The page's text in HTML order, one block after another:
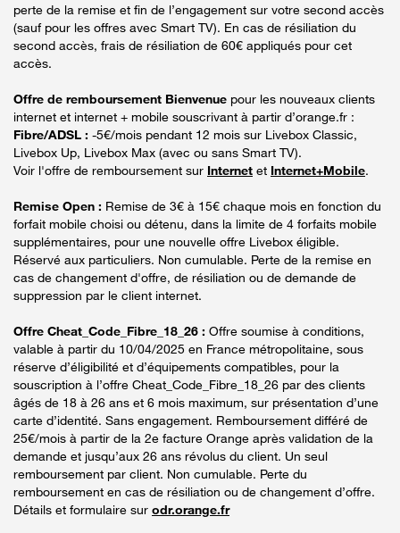
perte de la remise et fin de l’engagement sur votre second accès
(sauf pour les offres avec Smart TV). En cas de résiliation du
second accès, frais de résiliation de 60€ appliqués pour cet
accès.
Offre de remboursement Bienvenue pour les nouveaux clients
internet et internet + mobile souscrivant à partir d’orange.fr :
Fibre/ADSL : -5€/mois pendant 12 mois sur Livebox Classic,
Livebox Up, Livebox Max (avec ou sans Smart TV).
Voir l'offre de remboursement sur Internet et Internet+Mobile.
Remise Open : Remise de 3€ à 15€ chaque mois en fonction du
forfait mobile choisi ou détenu, dans la limite de 4 forfaits mobile
supplémentaires, pour une nouvelle offre Livebox éligible.
Réservé aux particuliers. Non cumulable. Perte de la remise en
cas de changement d'offre, de résiliation ou de demande de
suppression par le client internet.
Offre Cheat_Code_Fibre_18_26 : Offre soumise à conditions,
valable à partir du 10/04/2025 en France métropolitaine, sous
réserve d’éligibilité et d’équipements compatibles, pour la
souscription à l’offre Cheat_Code_Fibre_18_26 par des clients
âgés de 18 à 26 ans et 6 mois maximum, sur présentation d’une
carte d’identité. Sans engagement. Remboursement différé de
25€/mois à partir de la 2e facture Orange après validation de la
demande et jusqu’aux 26 ans révolus du client. Un seul
remboursement par client. Non cumulable. Perte du
remboursement en cas de résiliation ou de changement d’offre.
Détails et formulaire sur odr.orange.fr